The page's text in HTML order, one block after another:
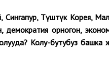
Түштүк Корея,
демократия орногон,
Колу-бутубуз башка